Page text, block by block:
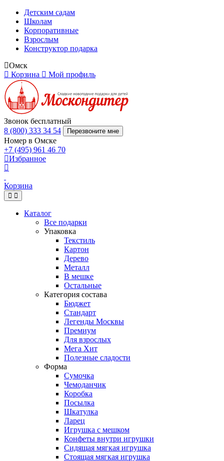
Детским садам
Школам
Корпоративные
Взрослым
Конструктор подарка
Омск
Корзина
Мой профиль
Звонок бесплатный
8 (800) 333 34 54
Перезвоните мне
Номер в Омске
+7 (495) 961 46 70
Избранное
Корзина
Каталог
Все подарки
Упаковка
Текстиль
Картон
Дерево
Металл
В мешке
Остальные
Категория состава
Бюджет
Стандарт
Легенды Москвы
Премиум
Для взрослых
Мега Хит
Полезные сладости
Форма
Сумочка
Чемоданчик
Коробка
Посылка
Шкатулка
Ларец
Игрушка с мешком
Конфеты внутри игрушки
Сидящая мягкая игрушка
Стоящая мягкая игрушка